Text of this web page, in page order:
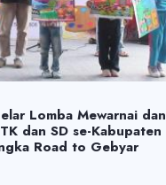
Lomba Mewarnai dan
dan SD se-Kabupaten
Road to Gebyar